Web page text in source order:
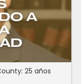
25 años